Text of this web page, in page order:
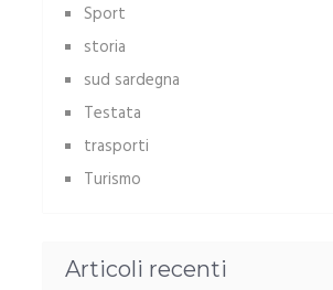
Sport
storia
sud sardegna
Testata
trasporti
Turismo
Articoli recenti